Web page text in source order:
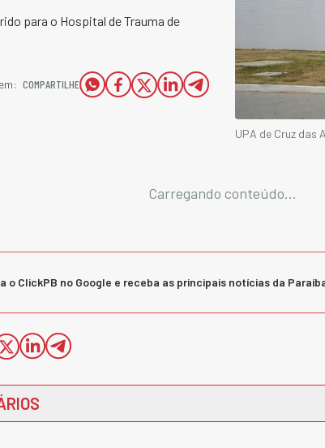
para o Hospital de Trauma de
COMPARTILHE
UPA de Cruz das
Carregando conteúdo...
o ClickPB no Google e receba as principais notícias da